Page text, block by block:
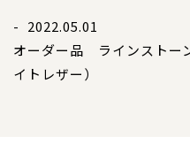
- 2022.05.01
オーダー品 ラインストー
イトレザー）